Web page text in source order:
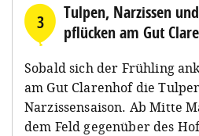
3
Tulpen, Narzissen
pflücken am Gut
Sobald sich der Frühling
am Gut Clarenhof die
Narzissensaison. Ab Mitte
dem Feld gegenüber des